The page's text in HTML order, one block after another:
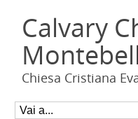
Calvary
Chiesa Cristiana